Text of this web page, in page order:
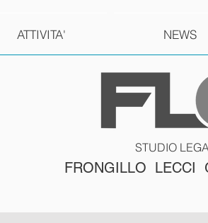
ATTIVITA' NEWS
STUDIO
FRONGILLO LECCI